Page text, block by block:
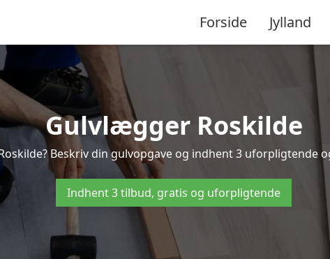
Forside Jylland
Gulvlægger Roskilde
Beskriv din gulvopgave og indhent 3 uforpligtende
Indhent 3 tilbud, gratis og uforpligtende